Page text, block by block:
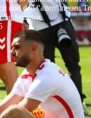
und den "alten" neuen
Sonntag.